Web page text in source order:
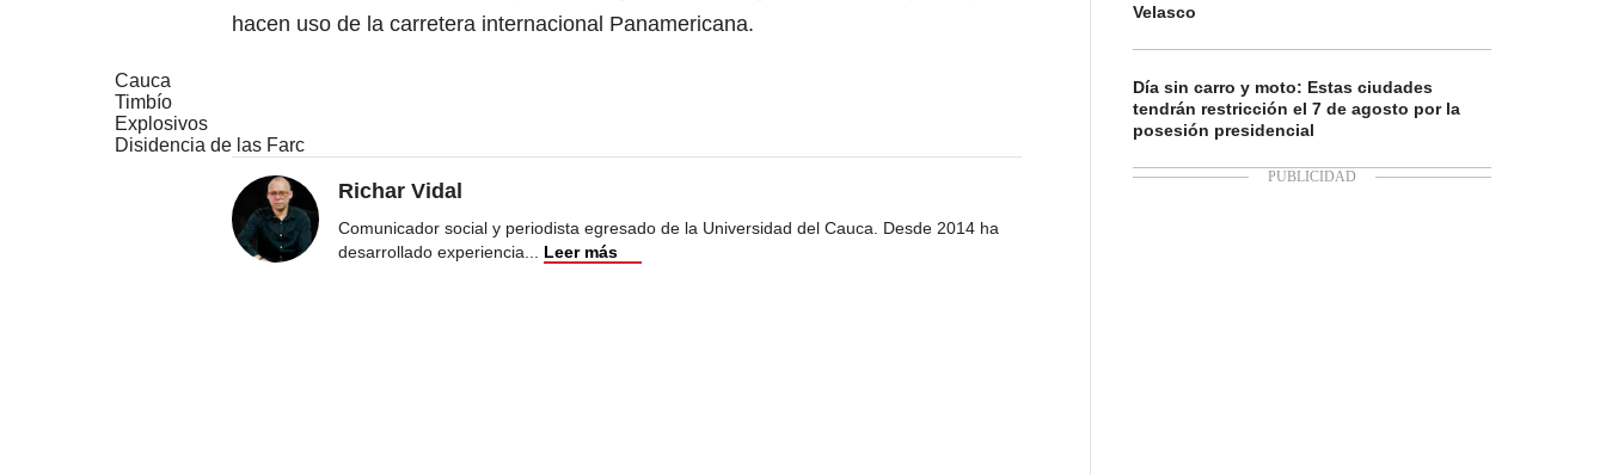
hacen uso de la carretera internacional Panamericana.
Cauca
Timbío
Explosivos
Disidencia de las Farc
Richar Vidal
Comunicador social y periodista egresado de la Universidad del Cauca. Desde 2014 ha
desarrollado experiencia
Leer más
Velasco
Día sin carro y moto: Estas ciudades
tendrán restricción el 7 de agosto por la
posesión presidencial